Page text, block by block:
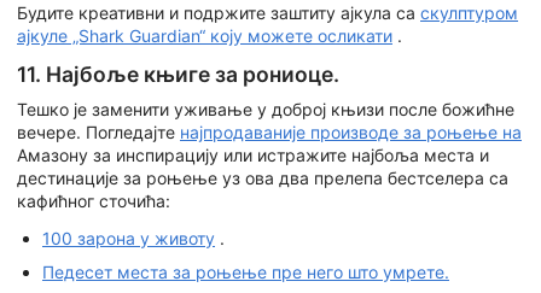
Будите креативни и подржите заштиту ајкула са скулптуром
ајкуле „Shark Guardian“ коју можете осликати .
11. Најбоље књиге за рониоце.
Тешко је заменити уживање у доброј књизи после божићне
вечере. Погледајте најпродаваније производе за роњење на
Амазону за инспирацију или истражите најбоља места и
дестинације за роњење уз ова два прелепа бестселера са
кафићног сточића:
100 зарона у животу .
Педесет места за роњење пре него што умрете.